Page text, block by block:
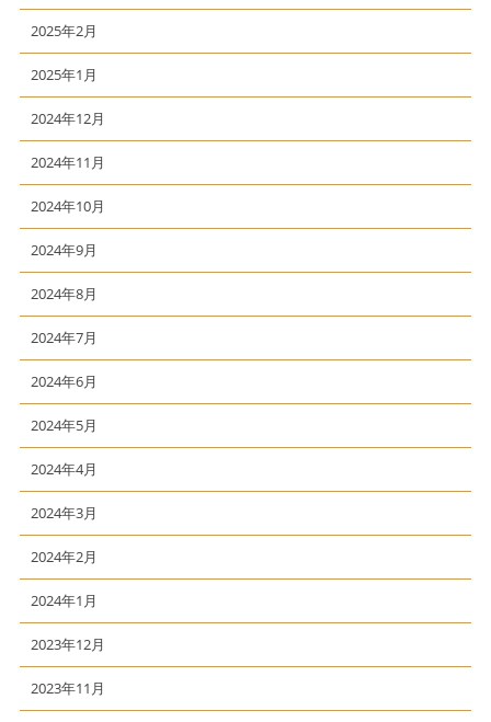
2025年2月
2025年1月
2024年12月
2024年11月
2024年10月
2024年9月
2024年8月
2024年7月
2024年6月
2024年5月
2024年4月
2024年3月
2024年2月
2024年1月
2023年12月
2023年11月